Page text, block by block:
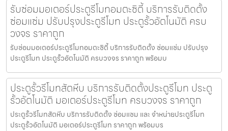
รับซ่อมมอเตอร์ประตูรีโมทอมตะซิตี้ บริการรับติดตั้ง
ซ่อมแซ่ม ปรับปรุงประตูรีโมท ประตูรั้วอัตโนมัติ ครบ
วงจร ราคาถูก
รับซ่อมมอเตอร์ประตูรีโมทอมตะซิตี้ บริการรับติดตั้ง ซ่อมแซ่ม ปรับปรุง
ประตูรีโมท ประตูรั้วอัตโนมัติ ครบวงจร ราคาถูก พร้อมบ
ประตูรั้วรีโมทสัตหีบ บริการรับติดตั้งประตูรีโมท ประตู
รั้วอัตโนมัติ มอเตอร์ประตูรีโมท ครบวงจร ราคาถูก
ประตูรั้วรีโมทสัตหีบ บริการรับติดตั้ง ซ่อมแซม และ จำหน่ายประตูรีโมท
ประตูรั้วอัตโนมัติ มอเตอร์ประตูรีโมท ราคาถูก พร้อมบร